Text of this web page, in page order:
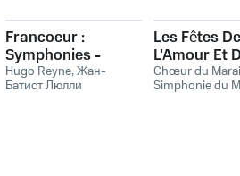
Francoeur :
Symphonies -
Philidor : Marches
Hugo Reyne,Жан-
Батист Люлли
Les Fêtes De
L'Amour Et
Bacchus
Chœur du
Simphonie du